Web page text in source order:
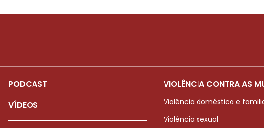
PODCAST
VÍDEOS
VIOLÊNCIA CONTRA AS
Violência doméstica e
Violência sexual